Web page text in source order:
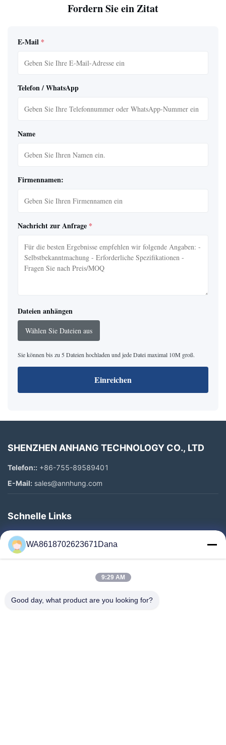
Fordern Sie ein Zitat
E-Mail *
Telefon / WhatsApp
Name
Firmennamen:
Nachricht zur Anfrage *
Dateien anhängen
Wählen Sie Dateien aus
Sie können bis zu 5 Dateien hochladen und jede Datei maximal 10M groß.
Einreichen
SHENZHEN ANHANG TECHNOLOGY CO., LTD
Telefon:: +86-755-89589401
E-Mail: sales@annhung.com
Schnelle Links
Zu Hause
Produkte
Werksbesichtigung
WA8618702623671Dana
9:29 AM
Good day, what product are you looking for?